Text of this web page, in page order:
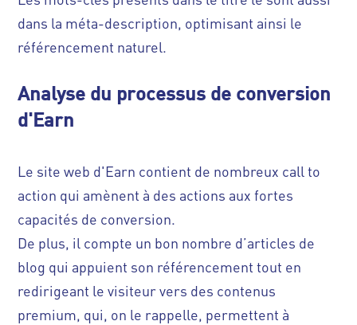
dans la méta-description, optimisant ainsi le
référencement naturel.
Analyse du processus de conversion
d'Earn
Le site web d'Earn contient de nombreux call to
action qui amènent à des actions aux fortes
capacités de conversion.
De plus, il compte un bon nombre d’articles de
blog qui appuient son référencement tout en
redirigeant le visiteur vers des contenus
premium, qui, on le rappelle, permettent à